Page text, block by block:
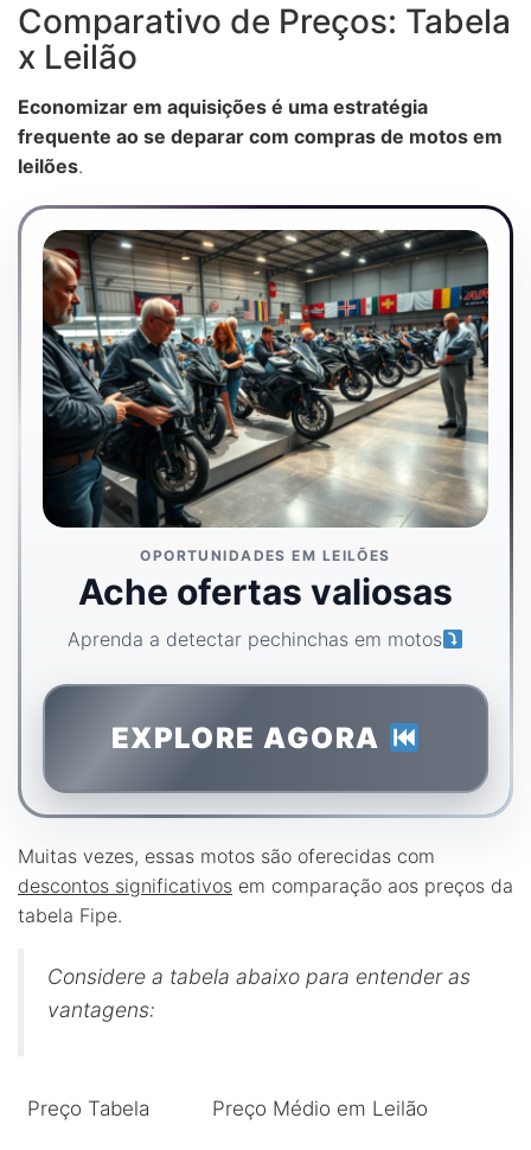
Comparativo de Preços: Tabela
x Leilão
Economizar em aquisições é uma estratégia
frequente ao se deparar com compras de motos em
leilões.
OPORTUNIDADES EM LEILÕES
Ache ofertas valiosas
Aprenda a detectar pechinchas em motos
EXPLORE AGORA
Muitas vezes, essas motos são oferecidas com
descontos significativos em comparação aos preços da
tabela Fipe.
Considere a tabela abaixo para entender as
vantagens:
Preço Tabela Preço Médio em Leilão